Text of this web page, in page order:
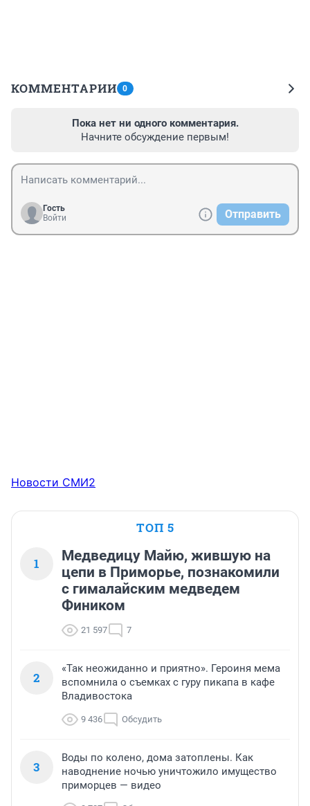
КОММЕНТАРИИ 0
Пока нет ни одного комментария.
Начните обсуждение первым!
Гость
Войти
Отправить
Новости СМИ2
ТОП 5
1
Медведицу Майю, жившую на
цепи в Приморье, познакомили
с гималайским медведем
Фиником
21 597 7
2
«Так неожиданно и приятно». Героиня мема
вспомнила о съемках с гуру пикапа в кафе
Владивостока
9 436 Обсудить
3
Воды по колено, дома затоплены. Как
наводнение ночью уничтожило имущество
приморцев — видео